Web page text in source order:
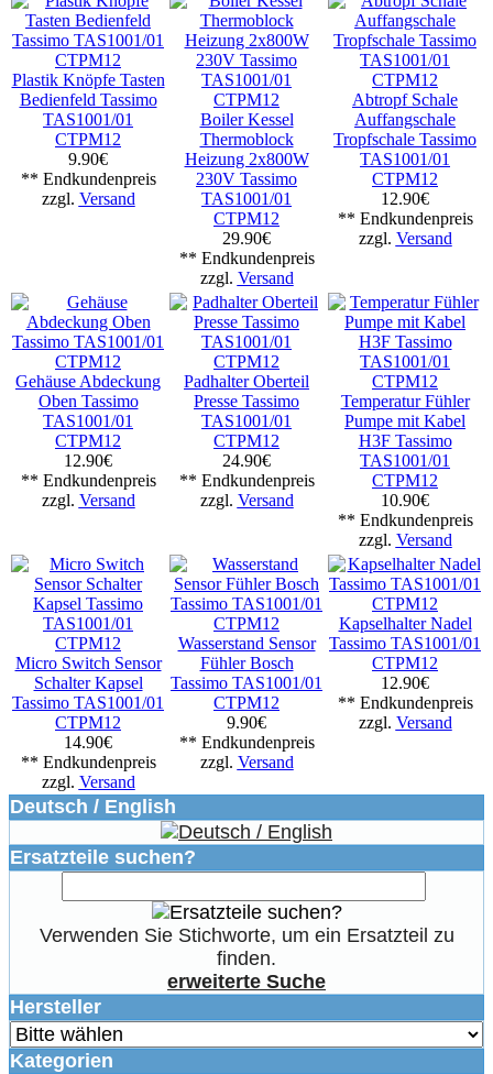
Plastik Knöpfe Tasten
Bedienfeld Tassimo
TAS1001/01
CTPM12
9.90€
** Endkundenpreis
zzgl. Versand
Boiler Kessel
Thermoblock
Heizung 2x800W
230V Tassimo
TAS1001/01
CTPM12
29.90€
** Endkundenpreis
zzgl. Versand
Abtropf Schale
Auffangschale
Tropfschale Tassimo
TAS1001/01
CTPM12
12.90€
** Endkundenpreis
zzgl. Versand
Gehäuse Abdeckung
Oben Tassimo
TAS1001/01
CTPM12
12.90€
** Endkundenpreis
zzgl. Versand
Padhalter Oberteil
Presse Tassimo
TAS1001/01
CTPM12
24.90€
** Endkundenpreis
zzgl. Versand
Temperatur Fühler
Pumpe mit Kabel
H3F Tassimo
TAS1001/01
CTPM12
10.90€
** Endkundenpreis
zzgl. Versand
Micro Switch Sensor
Schalter Kapsel
Tassimo TAS1001/01
CTPM12
14.90€
** Endkundenpreis
zzgl. Versand
Wasserstand Sensor
Fühler Bosch
Tassimo TAS1001/01
CTPM12
9.90€
** Endkundenpreis
zzgl. Versand
Kapselhalter Nadel
Tassimo TAS1001/01
CTPM12
12.90€
** Endkundenpreis
zzgl. Versand
Deutsch / English
Ersatzteile suchen?
Verwenden Sie Stichworte, um ein Ersatzteil zu
finden.
erweiterte Suche
Hersteller
Kategorien